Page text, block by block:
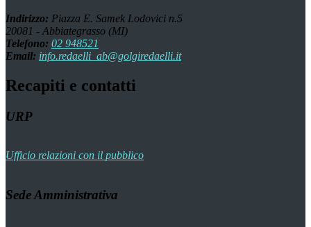
Indirizzo: Piazza E. Samek Lodovici n.5
20081 - Abbiategrasso (MI)
Telefono: 02 948521
Email: info.redaelli_ab@golgiredaelli.it
Recapiti e contatti
URP
Ufficio relazioni con il pubblico
Sede Amministrativa